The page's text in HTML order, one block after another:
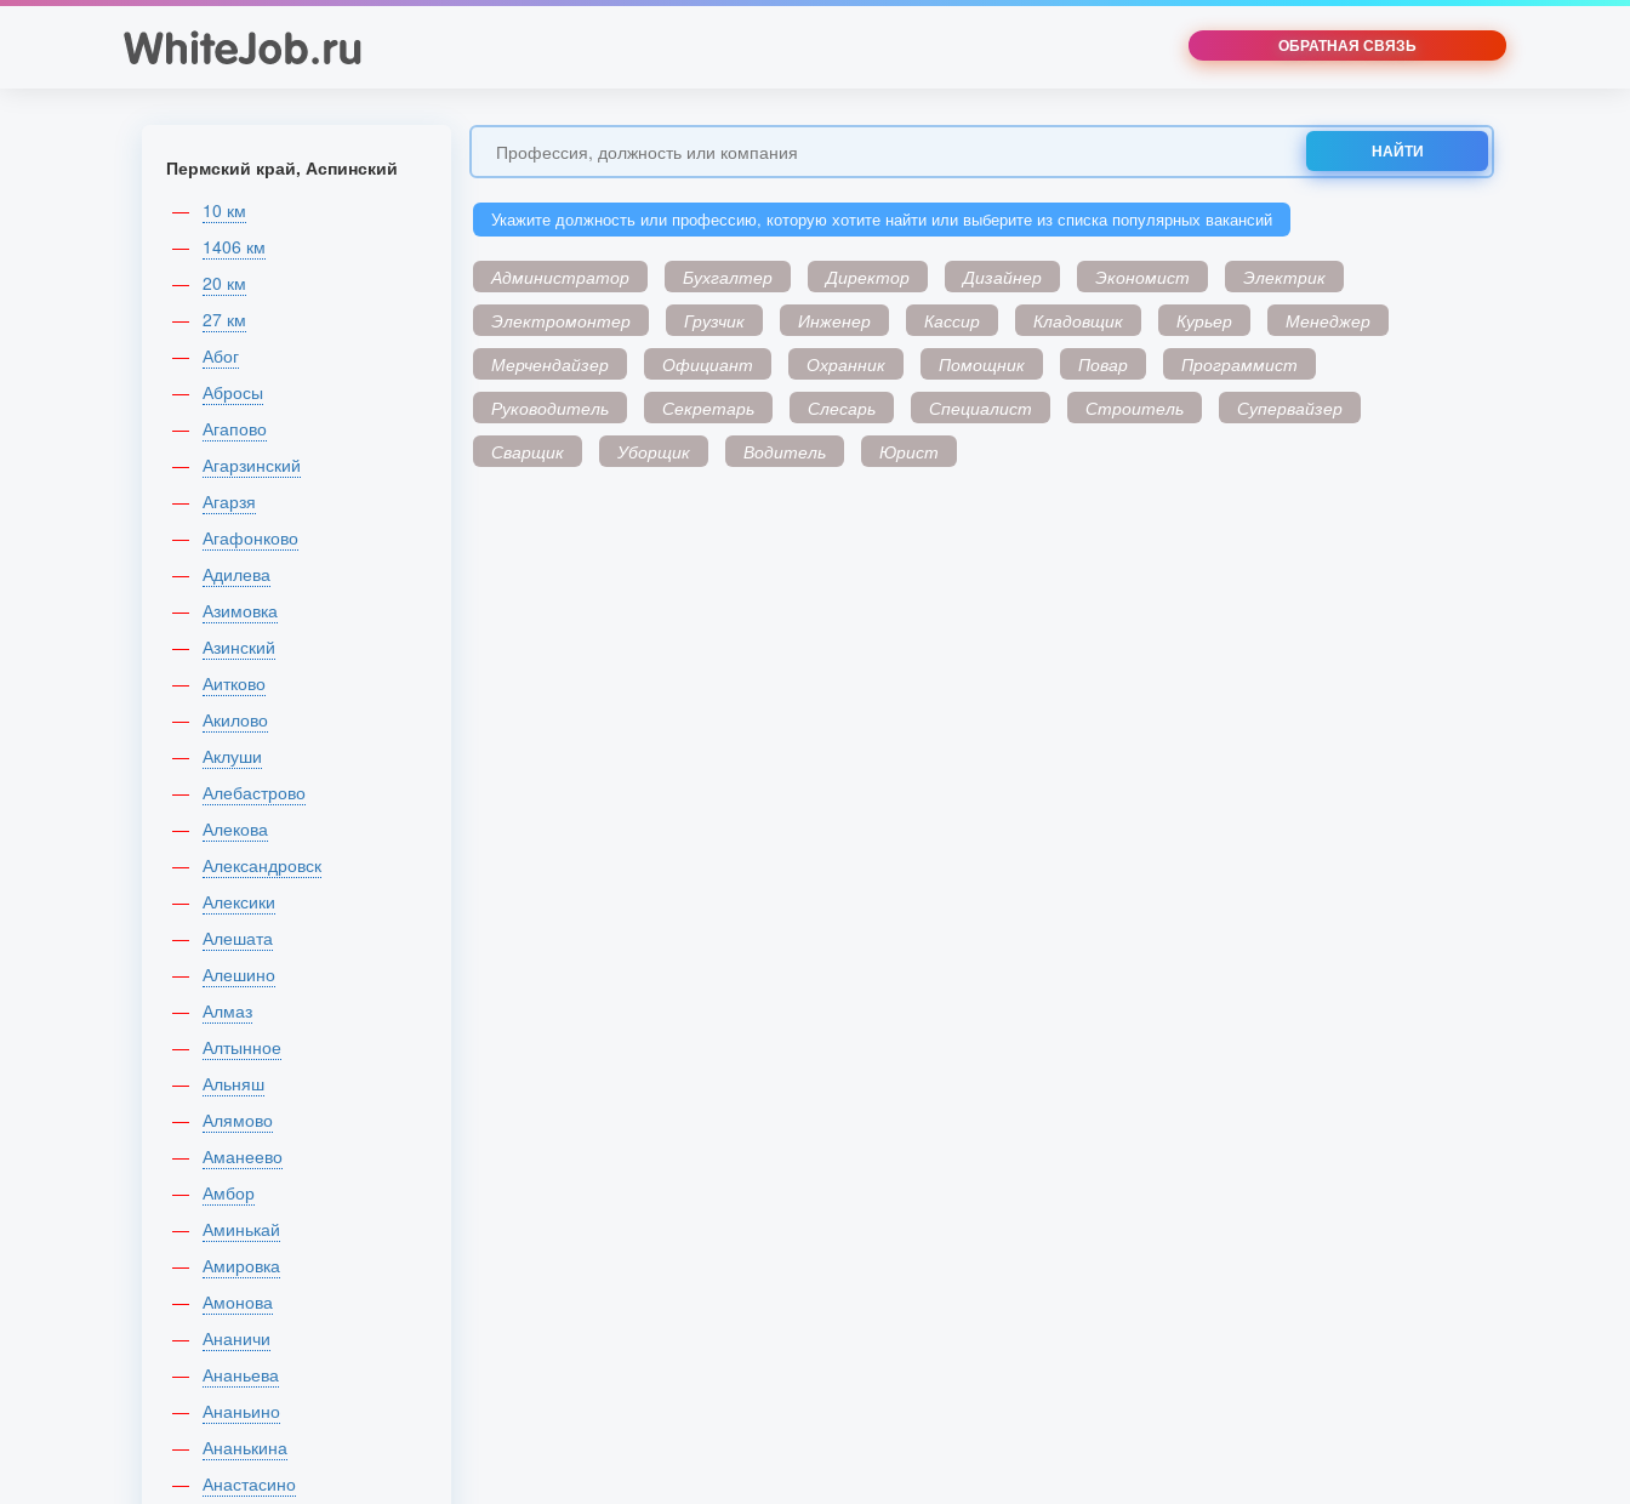
ОБРАТНАЯ СВЯЗЬ
НАЙТИ
Укажите должность или профессию, которую хотите найти или выберите из списка популярных вакансий
Администратор Бухгалтер Директор Дизайнер Экономист
Электрик
Электромонтер
Грузчик Инженер Кассир Кладовщик Курьер
Менеджер
Мерчендайзер
Официант Охранник Помощник Повар
Программист
Руководитель
Секретарь Слесарь Специалист Строитель
Супервайзер
Сварщик
Уборщик Водитель Юрист
Пермский край, Аспинский
10 км
1406 км
20 км
27 км
Абог
Абросы
Агапово
Агарзинский
Агарзя
Агафонково
Адилева
Азимовка
Азинский
Аитково
Акилово
Аклуши
Алебастрово
Алекова
Александровск
Алексики
Алешата
Алешино
Алмаз
Алтынное
Альняш
Алямово
Аманеево
Амбор
Аминькай
Амировка
Амонова
Ананичи
Ананьева
Ананьино
Ананькина
Анастасино